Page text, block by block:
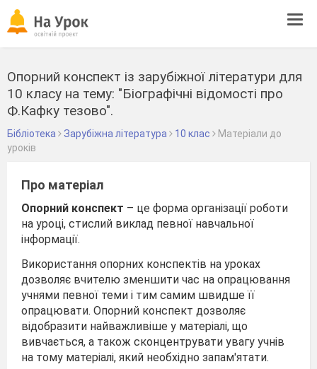
Опорний конспект із зарубіжної літератури для
10 класу на тему: "Біографічні відомості про
Ф.Кафку тезово".
Бібліотека Зарубіжна література 10 клас
Матеріали до
уроків
Про матеріал
Опорний конспект – це форма організації роботи
на уроці, стислий виклад певної навчальної
інформації.
Використання опорних конспектів на уроках
дозволяє вчителю зменшити час на опрацювання
учнями певної теми і тим самим швидше її
опрацювати. Опорний конспект дозволяє
відобразити найважливіше у матеріалі, що
вивчається, а також сконцентрувати увагу учнів
на тому матеріалі, який необхідно запам'ятати.